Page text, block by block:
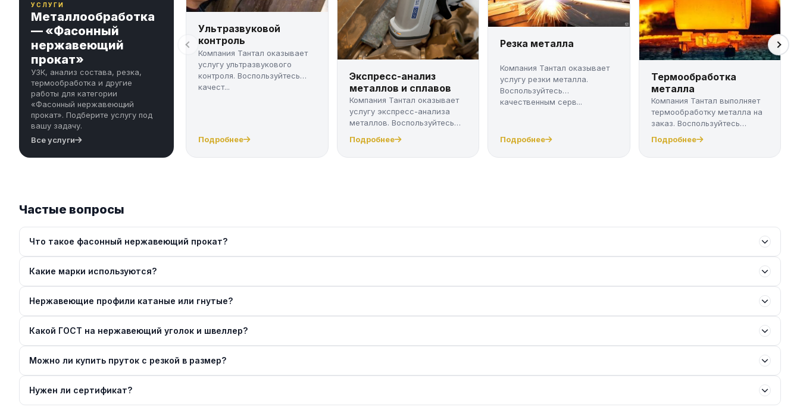
УСЛУГИ
Металлообработка
— «Фасонный
нержавеющий
прокат»
УЗК, анализ состава, резка,
термообработка и другие
работы для категории
«Фасонный нержавеющий
прокат». Подберите услугу под
вашу задачу.
Все услуги
Ультразвуковой
контроль
Компания Тантал оказывает
услугу ультразвукового
контроля. Воспользуйтесь
качест...
Подробнее
Экспресс-анализ
металлов и сплавов
Компания Тантал оказывает
услугу экспресс-анализа
металлов. Воспользуйтесь
Подробнее
Резка металла
Компания Тантал оказывает
услугу резки металла.
Воспользуйтесь
качественным серв...
Подробнее
Термообработка
металла
Компания Тантал выполняет
термообработку металла на
заказ. Воспользуйтесь
качест...
Подробнее
Частые вопросы
Что такое фасонный нержавеющий прокат?
Какие марки используются?
Нержавеющие профили катаные или гнутые?
Какой ГОСТ на нержавеющий уголок и швеллер?
Можно ли купить пруток с резкой в размер?
Нужен ли сертификат?